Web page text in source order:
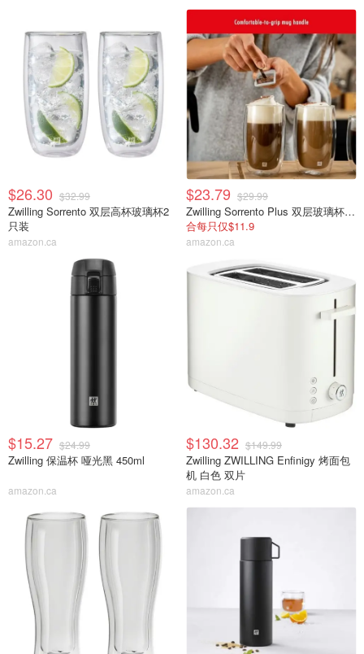
$26.30 $32.99
Zwilling Sorrento 双层高杯玻璃杯2
只装
amazon.ca
$23.79 $29.99
Zwilling Sorrento Plus 双层玻璃杯2只 355ml
合每只仅$11.9
amazon.ca
$15.27 $24.99
Zwilling 保温杯 哑光黑 450ml
amazon.ca
$130.32 $149.99
Zwilling ZWILLING Enfinigy 烤面包
机 白色 双片
amazon.ca